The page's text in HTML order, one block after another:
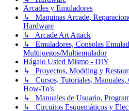
Arcades y Emuladores
↳ Maquinas Arcade,
Hardware
↳ Arcade Art Attack
↳ Emuladores, Consolas
Multijuegos/Multiemulador
Hágalo Usted Mismo - DIY
↳ Proyectos, Modding y
↳ Cursos, Tutoriales, Manuales,
How-To's
↳ Manuales de Usuario,
↳ Circuitos Esquemáticos y